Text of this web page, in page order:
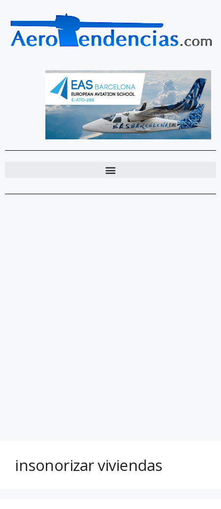
insonorizar viviendas